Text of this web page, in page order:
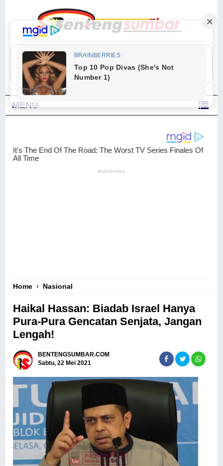
"Sesungguhnya Allah dan para malaikat-Nya berselawat untuk Nabi.
Wahai orang-orang yang beriman, berselawatlah kamu untuk Nabi dan
ucapkanlah salam dengan penuh penghormatan kepadanya." (Qs. Al
Ahzab Ayat 56)
MENU
Home › Nasional
Haikal Hassan: Biadab Israel Hanya
Pura-Pura Gencatan Senjata, Jangan
Lengah!
BENTENGSUMBAR.COM
Sabtu, 22 Mei 2021